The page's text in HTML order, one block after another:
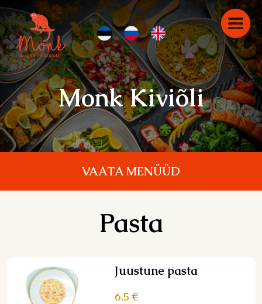
Monk Kiviõli
Pasta
Juustune pasta
6.5 €
VAATA MENÜÜD